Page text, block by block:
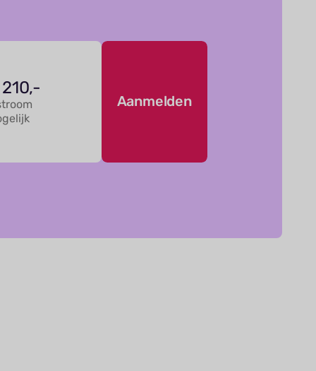
Aanmelden